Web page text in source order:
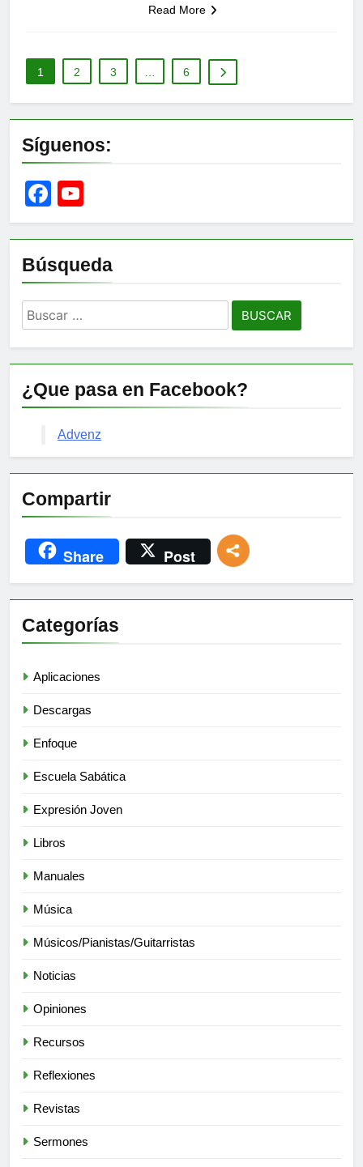
Read More
1 2 3 6
Síguenos:
Facebook
Channel
Búsqueda
Buscar:
¿Que pasa en Facebook?
Advenz
Compartir
Share Post
Categorías
Aplicaciones
Descargas
Enfoque
Escuela Sabática
Expresión Joven
Libros
Manuales
Música
Músicos/Pianistas/Guitarristas
Noticias
Opiniones
Recursos
Reflexiones
Revistas
Sermones